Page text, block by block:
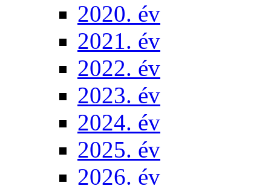
2020. év
2021. év
2022. év
2023. év
2024. év
2025. év
2026. év